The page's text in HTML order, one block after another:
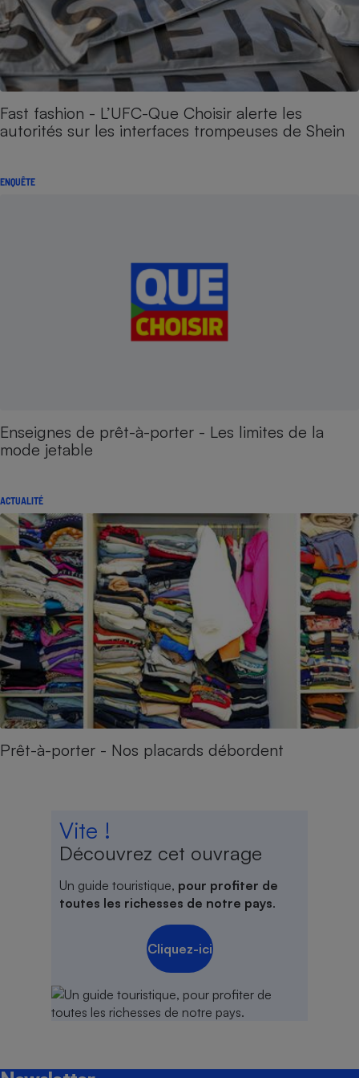
Fast fashion - L’UFC-Que Choisir alerte les
autorités sur les interfaces trompeuses de Shein
ENQUÊTE
Enseignes de prêt-à-porter - Les limites de la
mode jetable
ACTUALITÉ
Prêt-à-porter - Nos placards débordent
Vite !
Découvrez cet ouvrage
Un guide touristique, pour profiter de
toutes les richesses de notre pays.
Cliquez-ici